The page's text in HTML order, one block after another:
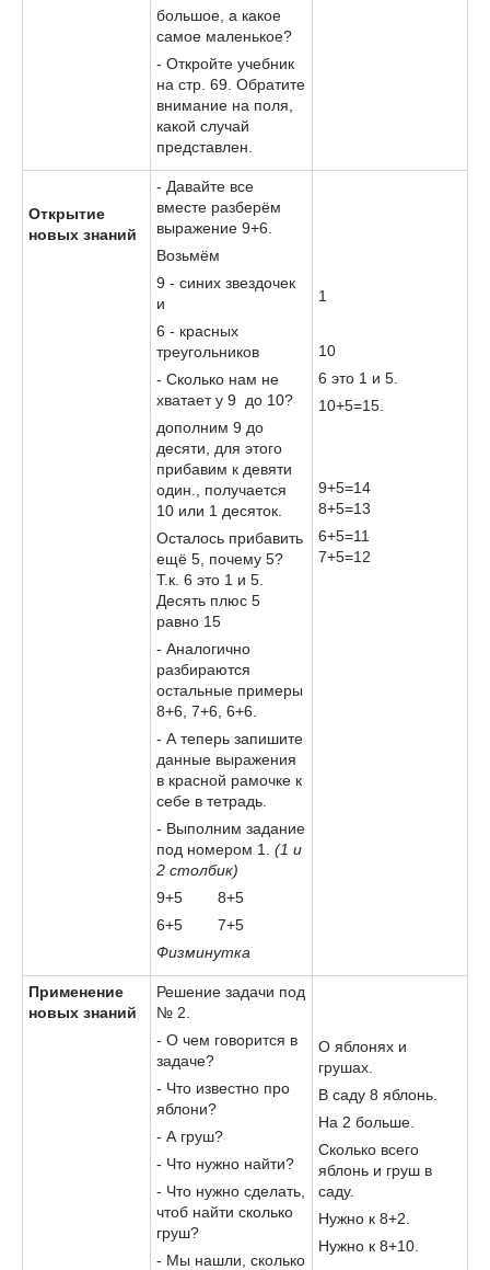
большое, а какое
самое маленькое?
- Откройте учебник
на стр. 69. Обратите
внимание на поля,
какой случай
представлен.
Открытие
новых знаний
- Давайте все
вместе разберём
выражение 9+6.
Возьмём
9 - синих звездочек
и
6 - красных
треугольников
- Сколько нам не
хватает у 9 до 10?
дополним 9 до
десяти, для этого
прибавим к девяти
один., получается
10 или 1 десяток.
Осталось прибавить
ещё 5, почему 5?
Т.к. 6 это 1 и 5.
Десять плюс 5
равно 15
- Аналогично
разбираются
остальные примеры
8+6, 7+6, 6+6.
- А теперь запишите
данные выражения
в красной рамочке к
себе в тетрадь.
- Выполним задание
под номером 1. (1 и
2 столбик)
9+5 8+5
6+5 7+5
Физминутка
1
10
6 это 1 и 5.
10+5=15.
9+5=14
8+5=13
6+5=11
7+5=12
Применение
новых знаний
Решение задачи под
№ 2.
- О чем говорится в
задаче?
- Что известно про
яблони?
- А груш?
- Что нужно найти?
- Что нужно сделать,
чтоб найти сколько
груш?
- Мы нашли, сколько
О яблонях и
грушах.
В саду 8 яблонь.
На 2 больше.
Сколько всего
яблонь и груш в
саду.
Нужно к 8+2.
Нужно к 8+10.